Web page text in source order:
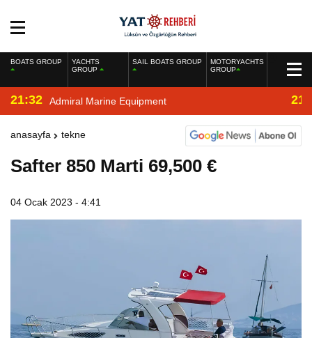
BOATS GROUP
YACHTS
GROUP
SAIL BOATS GROUP
MOTORYACHTS
GROUP
21:32 Admiral Marine Equipment
anasayfa tekne
Safter 850 Marti 69,500 €
04 Ocak 2023 - 4:41